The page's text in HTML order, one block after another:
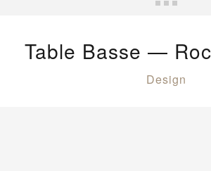
Table Basse —
Design